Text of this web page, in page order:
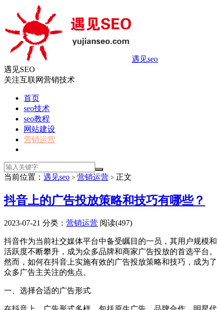
遇见seo
遇见SEO
关注互联网营销技术
首页
seo技术
seo教程
网站建设
营销运营
当前位置： 遇见seo > 营销运营 > 正文
抖音上的广告投放策略和技巧有哪些？
2023-07-21 分类： 营销运营 阅读(497)
抖音作为当前社交媒体平台中备受瞩目的一员，其用户规模和
活跃度不断攀升，成为众多品牌和商家广告投放的首选平台。
然而，如何在抖音上实施有效的广告投放策略和技巧，成为了
众多广告主关注的焦点。
一、选择合适的广告形式